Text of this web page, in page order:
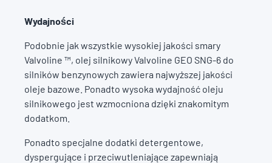
Wydajności
Podobnie jak wszystkie wysokiej jakości smary
Valvoline ™, olej silnikowy Valvoline GEO SNG-6 do
silników benzynowych zawiera najwyższej jakości
oleje bazowe. Ponadto wysoka wydajność oleju
silnikowego jest wzmocniona dzięki znakomitym
dodatkom.
Ponadto specjalne dodatki detergentowe,
dyspergujące i przeciwutleniające zapewniają